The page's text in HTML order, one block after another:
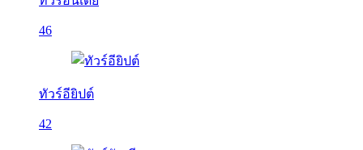
46
ทัวร์อียิปต์
42